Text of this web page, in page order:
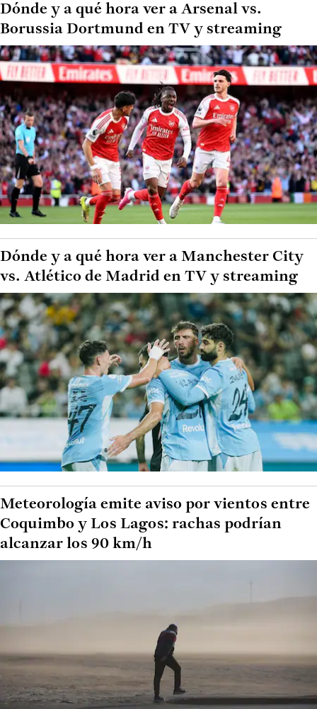
Dónde y a qué hora ver a Arsenal vs.
Borussia Dortmund en TV y streaming
Dónde y a qué hora ver a Manchester City
vs. Atlético de Madrid en TV y streaming
Meteorología emite aviso por vientos entre
Coquimbo y Los Lagos: rachas podrían
alcanzar los 90 km/h